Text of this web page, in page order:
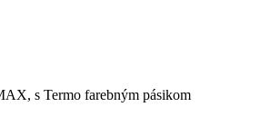
s Termo farebným pásikom